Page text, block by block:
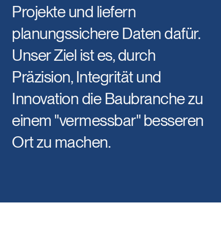
Projekte und liefern
planungssichere Daten dafür.
Unser Ziel ist es, durch
Präzision, Integrität und
Innovation die Baubranche zu
einem "vermessbar" besseren
Ort zu machen.